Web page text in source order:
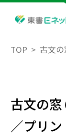
TOP 古文
古文の
／プリン